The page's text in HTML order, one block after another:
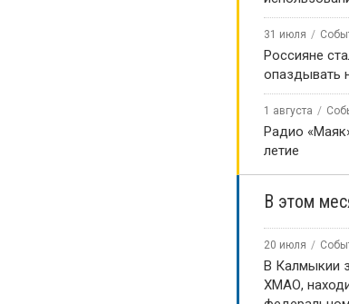
31 июля
Россияне
опаздывать
1 августа
Радио
летие
В этом
20 июля
В Калмыкии
ХМАО,